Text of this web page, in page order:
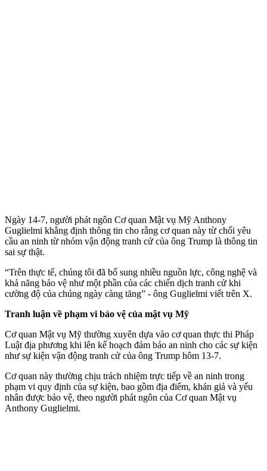
Ngày 14-7, người phát ngôn Cơ quan Mật vụ Mỹ Anthony
Guglielmi khẳng định thông tin cho rằng cơ quan này từ chối yêu
cầu an ninh từ nhóm vận động tranh cử của ông Trump là thông tin
sai sự thật.
“Trên thực tế, chúng tôi đã bổ sung nhiều nguồn lực, công nghệ và
khả năng bảo vệ như một phần của các chiến dịch tranh cử khi
cường độ của chúng ngày càng tăng” - ông Guglielmi viết trên X.
Tranh luận về phạm vi bảo vệ của mật vụ Mỹ
Cơ quan Mật vụ Mỹ thường xuyên dựa vào cơ quan thực thi Pháp
Luật địa phương khi lên kế hoạch đảm bảo an ninh cho các sự kiện
như sự kiện vận động tranh cử của ông Trump hôm 13-7.
Cơ quan này thường chịu trách nhiệm trực tiếp về an ninh trong
phạm vi quy định của sự kiện, bao gồm địa điểm, khán giả và yếu
nhân được bảo vệ, theo người phát ngôn của Cơ quan Mật vụ
Anthony Guglielmi.